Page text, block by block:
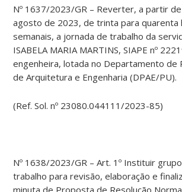
Nº 1637/2023/GR – Reverter, a partir
agosto de 2023, de trinta para quarenta
semanais, a jornada de trabalho da
ISABELA MARIA MARTINS, SIAPE nº
engenheira, lotada no Departamento de
de Arquitetura e Engenharia (DPAE/PU).
(Ref. Sol. nº 23080.044111/2023-85)
Nº 1638/2023/GR – Art. 1º Instituir
trabalho para revisão, elaboração e